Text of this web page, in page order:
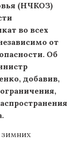
(НЧКОЗ)
во всех
от
Об
добавив,